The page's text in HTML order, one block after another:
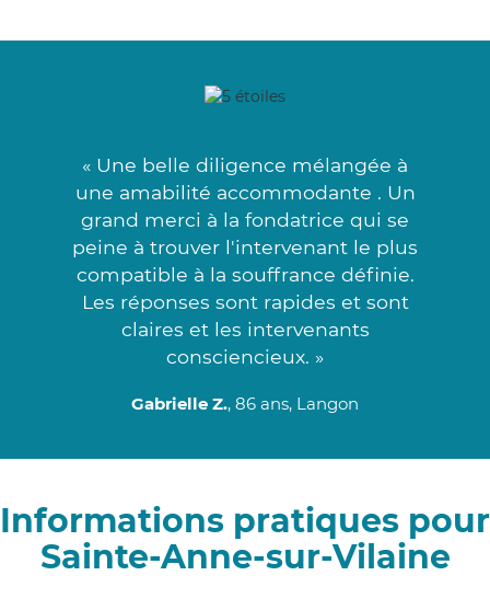
« Une belle diligence mélangée à
une amabilité accommodante . Un
grand merci à la fondatrice qui se
peine à trouver l'intervenant le plus
compatible à la souffrance définie.
Les réponses sont rapides et sont
claires et les intervenants
consciencieux. »
Gabrielle Z., 86 ans, Langon
Informations pratiques pour
Sainte-Anne-sur-Vilaine